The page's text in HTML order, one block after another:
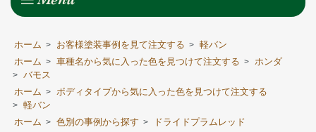
ホーム > お客様塗装事例を見て注文する > 軽バン
ホーム > 車種名から気に入った色を見つけて注文する > ホンダ
> バモス
ホーム > ボディタイプから気に入った色を見つけて注文する
> 軽バン
ホーム > 色別の事例から探す >
ドライドプラムレッド